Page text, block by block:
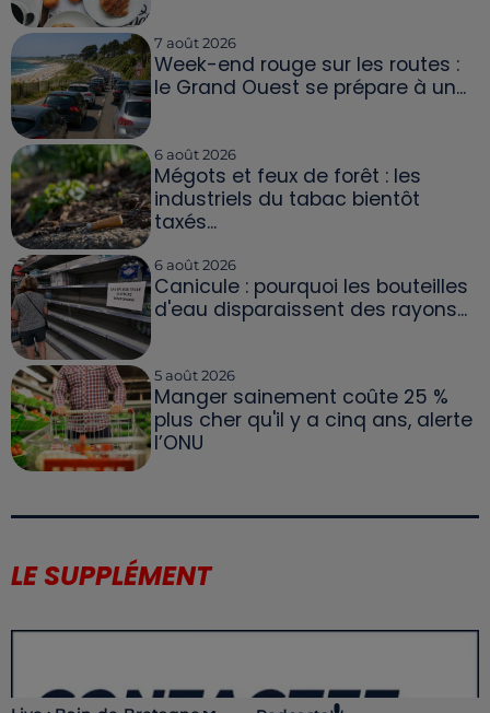
7 août 2026
Week-end rouge sur les routes :
le Grand Ouest se prépare à un...
6 août 2026
Mégots et feux de forêt : les
industriels du tabac bientôt
taxés...
6 août 2026
Canicule : pourquoi les bouteilles
d'eau disparaissent des rayons...
5 août 2026
Manger sainement coûte 25 %
plus cher qu'il y a cinq ans, alerte
l’ONU
LE SUPPLÉMENT